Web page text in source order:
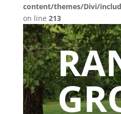
content/themes/Divi/
on line 213